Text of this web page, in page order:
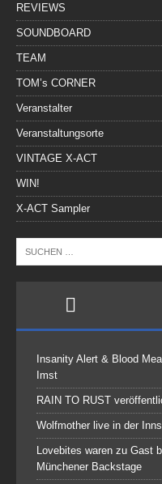
REVIEWS
SOUNDBOARD
TEAM
TOM’s CORNER
Veranstalter
Veranstaltungsorte
VINTAGE X-ACT
WIN!
X-ACT Sampler
Insanity Alert & Blood
Imst
RAIN TO RUST
Wolfmother live in der
Lovebites waren zu Gast
Münchener Backstage